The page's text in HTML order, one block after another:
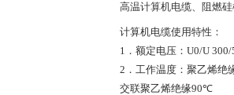
高温计算机电缆、阻燃
计算机电缆使用特性：
1 ．额定电压： U0/U
2 ．工作温度：聚乙烯绝
交联聚乙烯绝缘90℃